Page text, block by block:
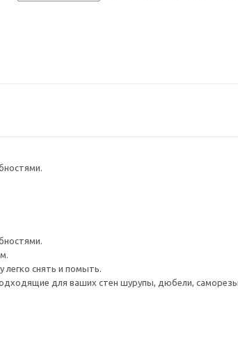
легко снять и помыть.
для ваших стен шурупы, дюбели, саморезы